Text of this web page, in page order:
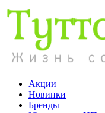
Акции
Новинки
Бренды